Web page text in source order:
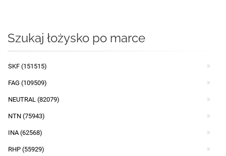
Szukaj łożysko po marce
SKF (151515)
FAG (109509)
NEUTRAL (82079)
NTN (75943)
INA (62568)
RHP (55929)